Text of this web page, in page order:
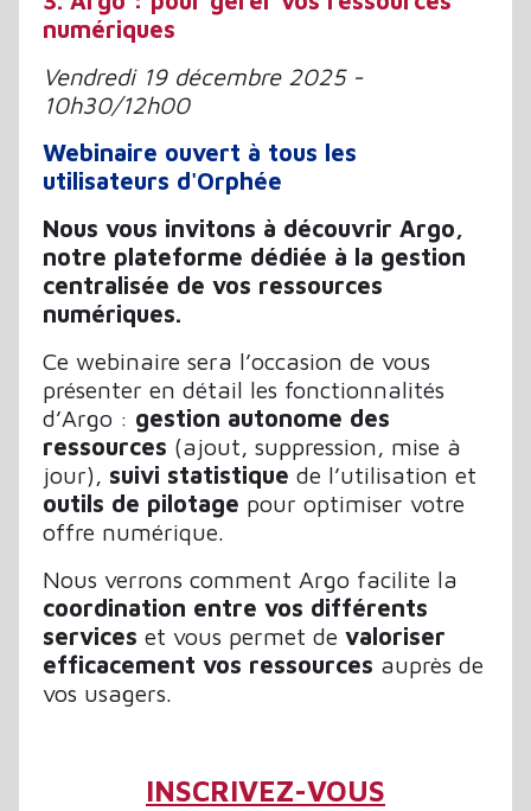
numériques
Vendredi 19 décembre 2025 -
10h30/12h00
Webinaire ouvert à tous les
utilisateurs d'Orphée
Nous vous invitons à découvrir Argo,
notre plateforme dédiée à la gestion
centralisée de vos ressources
numériques.
Ce webinaire sera l’occasion de vous
présenter en détail les fonctionnalités
d’Argo : gestion autonome des
ressources (ajout, suppression, mise à
jour), suivi statistique de l’utilisation et
outils de pilotage pour optimiser votre
offre numérique.
Nous verrons comment Argo facilite la
coordination entre vos différents
services et vous permet de valoriser
efficacement vos ressources auprès de
vos usagers.
INSCRIVEZ-VOUS